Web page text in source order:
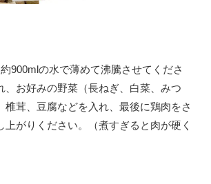
900mlの水で薄めて沸騰させてくださ
、お好みの野菜（長ねぎ、白菜、みつ
椎茸、豆腐などを入れ、最後に鶏肉をさ
上がりください。（煮すぎると肉が硬く